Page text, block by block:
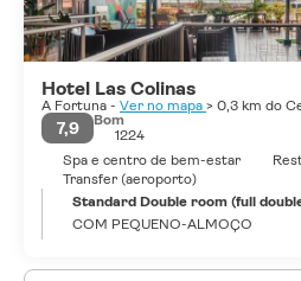
Hotel Las Colinas
A Fortuna - Ver no mapa > 0,3 km do
7,9
Bom
1224
Spa e centro de bem-estar
Transfer (aeroporto)
Standard Double room (full
COM PEQUENO-ALMOÇO